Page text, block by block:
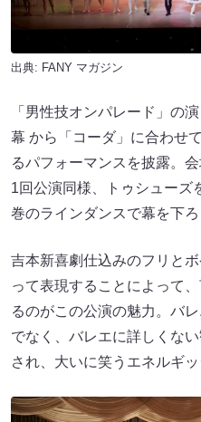
出典: FANY マガジン
「男性技オンパレード」の
幕 から「コーダ」に合わせ
るパフォーマンスを披露。
1回公演同様、トゥシューズ
巻のラインダンスで幕を下ろ
吉本新喜劇仕込みのフリと
って表現することによって
るのがこの公演の魅力。バ
でなく、バレエに詳しくな
され、大いに笑うエネルギ